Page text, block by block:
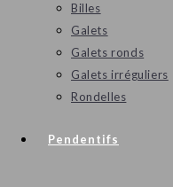
Billes
Galets
Galets ronds
Galets irréguliers
Rondelles
Pendentifs